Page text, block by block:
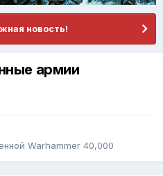
новость!
армии
Warhammer 40,000